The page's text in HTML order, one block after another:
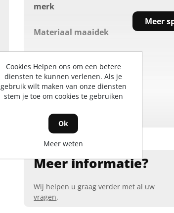
merk
Materiaal maaidek
Rij-aandrijving
Meer
Meer informatie?
Wij helpen u graag verder met al uw
vragen.
Cookies Helpen ons om een betere
diensten te kunnen verlenen. Als je
gebruik wilt maken van onze diensten
stem je toe om cookies te gebruiken
Ok
Meer weten